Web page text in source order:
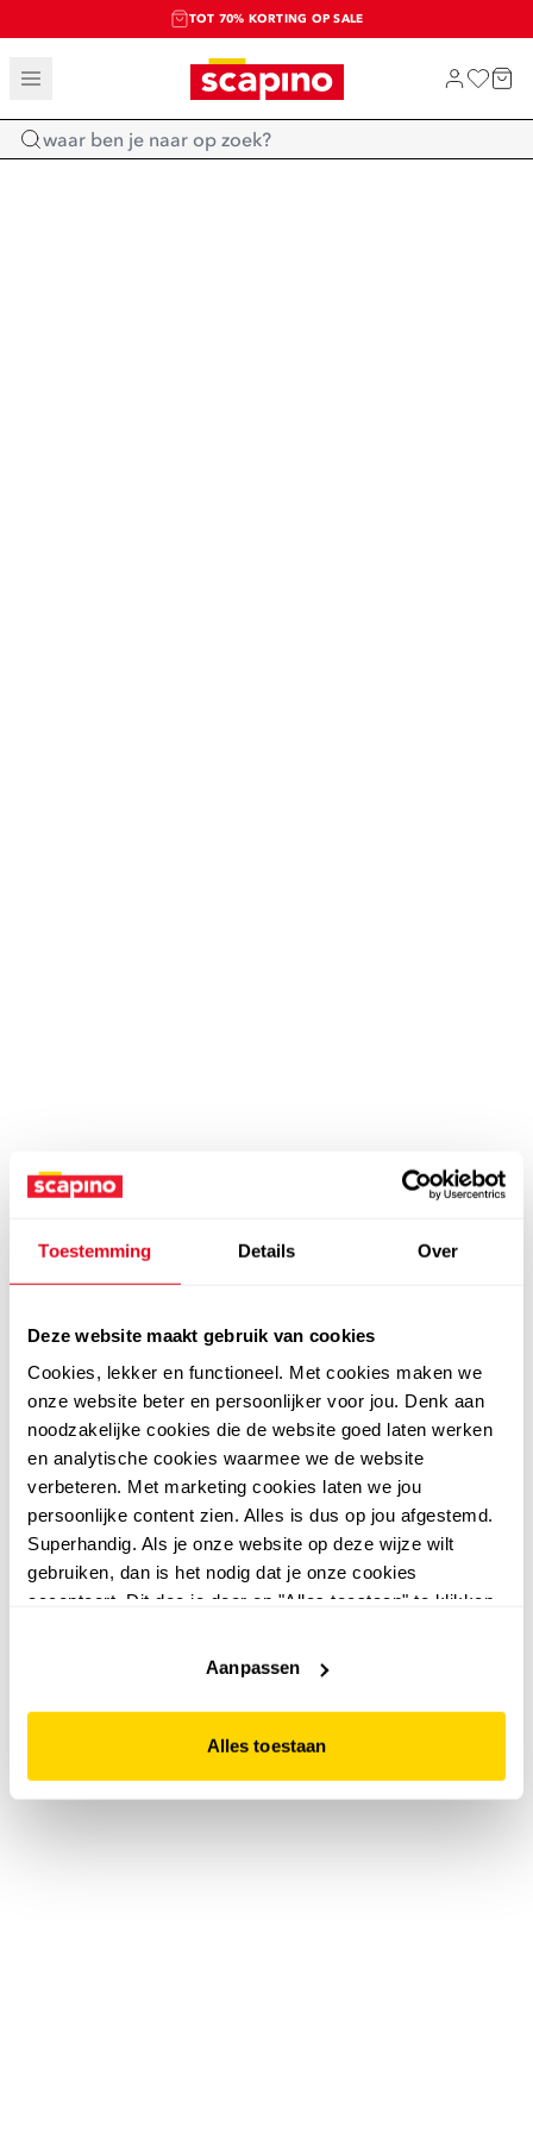
Toestemming Details Over
Deze website maakt gebruik van cookies
Cookies, lekker en functioneel. Met cookies maken we
onze website beter en persoonlijker voor jou. Denk aan
noodzakelijke cookies die de website goed laten werken
en analytische cookies waarmee we de website
verbeteren. Met marketing cookies laten we jou
persoonlijke content zien. Alles is dus op jou afgestemd.
Superhandig. Als je onze website op deze wijze wilt
gebruiken, dan is het nodig dat je onze cookies
accepteert. Dit doe je door op "Alles toestaan" te klikken.
website niet optimaal functioneert.
Aanpassen
Alles toestaan
TOT 70% KORTING OP SALE
SALE: LAATSTE KANS!
SHOP NIEUW
Home